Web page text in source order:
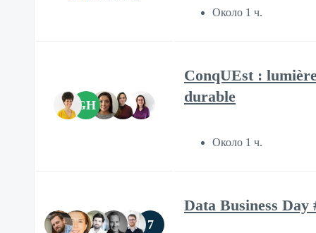
Около 1 ч.
GH
ConqUEst :
durable
Около 1 ч.
7
Data Business